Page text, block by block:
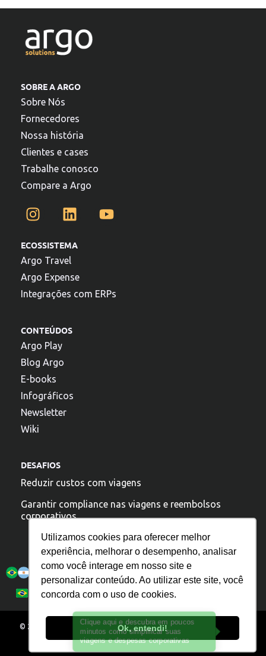
Utilizamos cookies para oferecer melhor
experiência, melhorar o desempenho, analisar
como você interage em nosso site e
personalizar conteúdo. Ao utilizar este site, você
concorda com o uso de cookies.
Ok, entendi!
SOBRE A ARGO
Sobre Nós
Fornecedores
Nossa história
Clientes e cases
Trabalhe conosco
Compare a Argo
ECOSSISTEMA
Argo Travel
Argo Expense
Integrações com ERPs
CONTEÚDOS
Argo Play
Blog Argo
E-books
Infográficos
Newsletter
Wiki
DESAFIOS
Reduzir custos com viagens
Garantir compliance nas viagens e reembolsos
corporativos
Português
Español
Política de Privacidade
© 2025 – Todos os direitos reservados. ARGO. IT TECNOLOGIA S/A. –
07.026.235/0001-00